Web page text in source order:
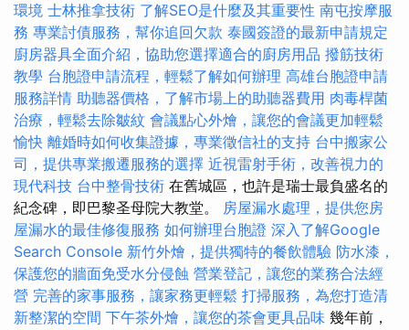
環境 士林推拿技術 了解SEO是什麼及其重要性 南屯按摩服
務 專業討債服務，幫你追回欠款 泰國簽證的最新申請規定
廚房器具全面介紹，協助您選擇適合的廚房用品 撥筋技術
教學 台胞證申請流程，輕鬆了解如何辦理 高雄台胞證申請
服務詳情 助聽器價格，了解市場上的助聽器費用 肉毒桿菌
治療，輕鬆去除皺紋 會議點心外燴，讓您的會議更加輕鬆
愉快 離婚時如何收集證據，專業徵信社的支持 台中搬家公
司，提供專業搬遷服務的選擇 近視雷射手術，改善視力的
現代科技 台中整骨技術 在舊城區，也許是瑞士最負盛名的
紀念碑，即巴黎圣母院大教堂。 房屋漏水處理，提供您房
屋漏水的最佳修復服務 如何辦理台胞證 深入了解Google
Search Console 新竹外燴，提供獨特的餐飲體驗 防水漆，
保護您的牆面免受水分侵蝕 營業登記，讓您的業務合法經
營 完善的家事服務，讓家務更輕鬆 打掃服務，為您打造清
新整潔的空間 下午茶外燴，讓您的茶會更具品味 幾年前，